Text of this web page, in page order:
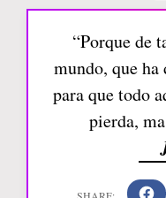
“Porque de
mundo, que
para que todo
pierda,